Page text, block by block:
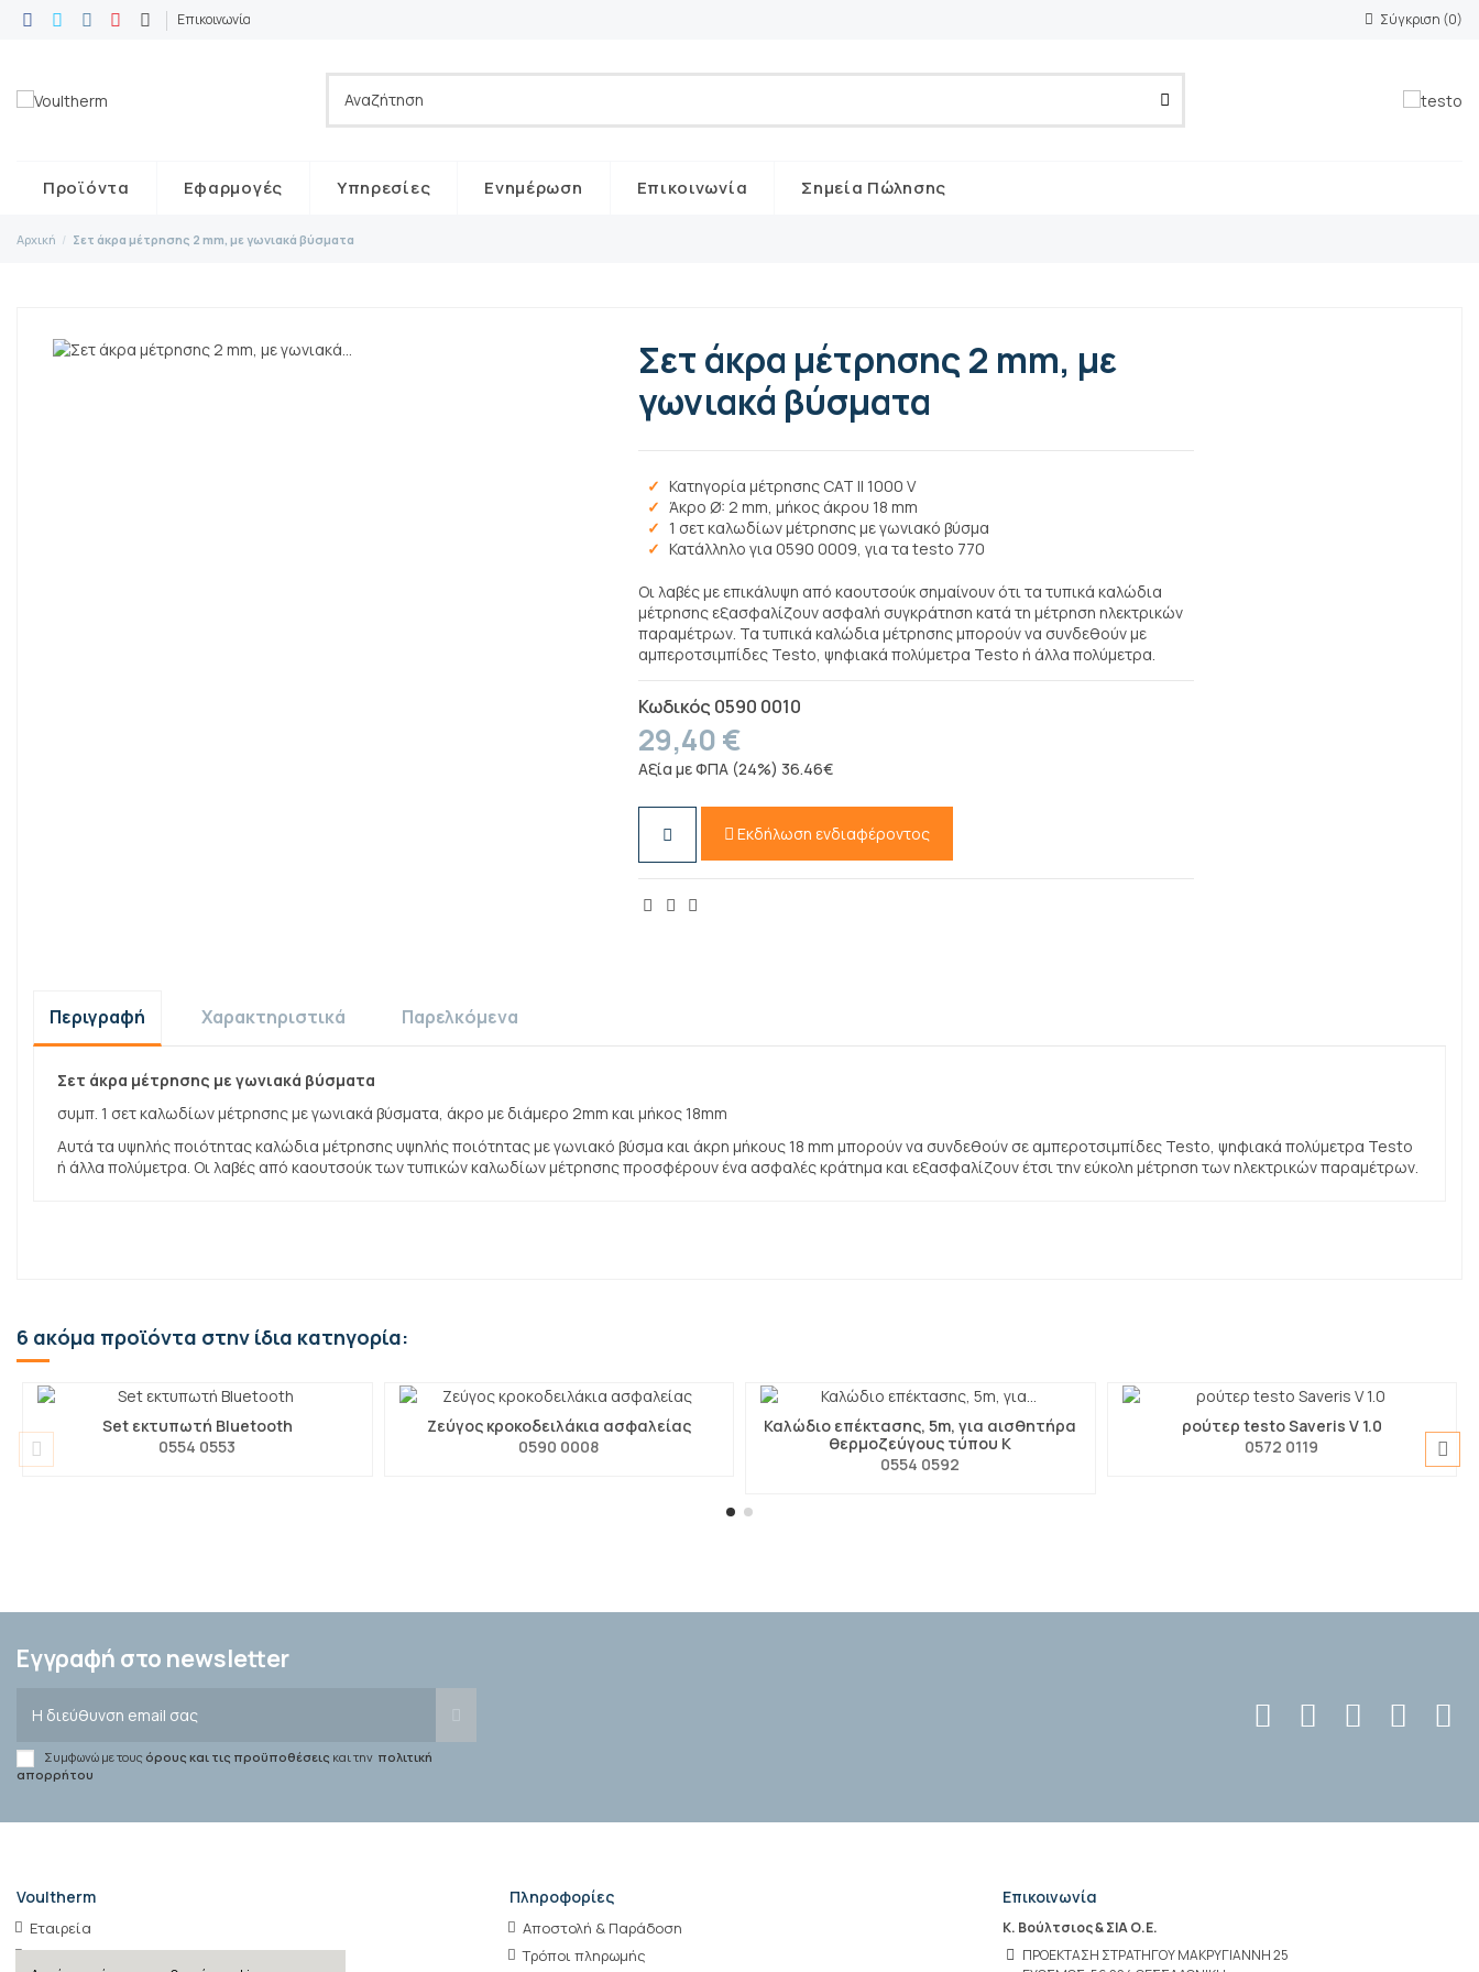
Επικοινωνία Σύγκριση (0)
Προϊόντα Εφαρμογές Υπηρεσίες Ενημέρωση Επικοινωνία Σημεία Πώλησης
Αρχική Σετ άκρα μέτρησης 2 mm, με γωνιακά βύσματα
Σετ άκρα μέτρησης 2 mm, με
γωνιακά βύσματα
Κατηγορία μέτρησης CAT II 1000 V
Άκρο Ø: 2 mm, μήκος άκρου 18 mm
1 σετ καλωδίων μέτρησης με γωνιακό βύσμα
Κατάλληλο για 0590 0009, για τα testo 770
Οι λαβές με επικάλυψη από καουτσούκ σημαίνουν ότι τα τυπικά καλώδια
μέτρησης εξασφαλίζουν ασφαλή συγκράτηση κατά τη μέτρηση ηλεκτρικών
παραμέτρων. Τα τυπικά καλώδια μέτρησης μπορούν να συνδεθούν με
αμπεροτσιμπίδες Testo, ψηφιακά πολύμετρα Testo ή άλλα πολύμετρα.
Κωδικός 0590 0010
29,40 €
Αξία με ΦΠΑ (24%) 36.46€
Εκδήλωση ενδιαφέροντος
Περιγραφή Χαρακτηριστικά Παρελκόμενα
Σετ άκρα μέτρησης με γωνιακά βύσματα
συμπ. 1 σετ καλωδίων μέτρησης με γωνιακά βύσματα, άκρο με διάμερο 2mm και μήκος 18mm
Αυτά τα υψηλής ποιότητας καλώδια μέτρησης υψηλής ποιότητας με γωνιακό βύσμα και άκρη μήκους 18 mm μπορούν να συνδεθούν σε αμπεροτσιμπίδες Testo, ψηφιακά πολύμετρα Testo
ή άλλα πολύμετρα. Οι λαβές από καουτσούκ των τυπικών καλωδίων μέτρησης προσφέρουν ένα ασφαλές κράτημα και εξασφαλίζουν έτσι την εύκολη μέτρηση των ηλεκτρικών παραμέτρων.
6 ακόμα προϊόντα στην ίδια κατηγορία:
Set εκτυπωτή Bluetooth
0554 0553
Ζεύγος κροκοδειλάκια ασφαλείας
0590 0008
Καλώδιο επέκτασης, 5m, για αισθητήρα
θερμοζεύγους τύπου K
0554 0592
ρούτερ testo Saveris V 1.0
0572 0119
Εγγραφή στο newsletter
Συμφωνώ με τους όρους και τις προϋποθέσεις και την πολιτική
απορρήτου
Voultherm
Εταιρεία
Σημεία πώλησης
Πληροφορίες
Αποστολή & Παράδοση
Τρόποι πληρωμής
Επικοινωνία
Κ. Βούλτσιος & ΣΙΑ Ο.Ε.
ΠΡΟΕΚΤΑΣΗ ΣΤΡΑΤΗΓΟΥ ΜΑΚΡΥΓΙΑΝΝΗ 25